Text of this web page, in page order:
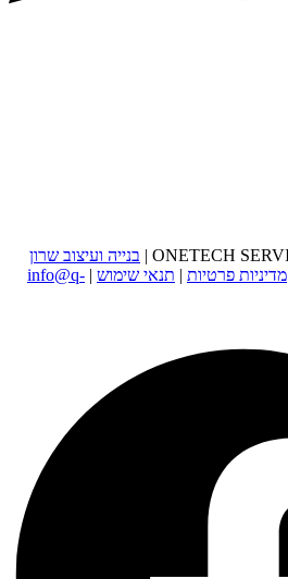
בנייה ועיצוב שרון
מדיניות פרטיות | תנאי שימוש |
info@q-